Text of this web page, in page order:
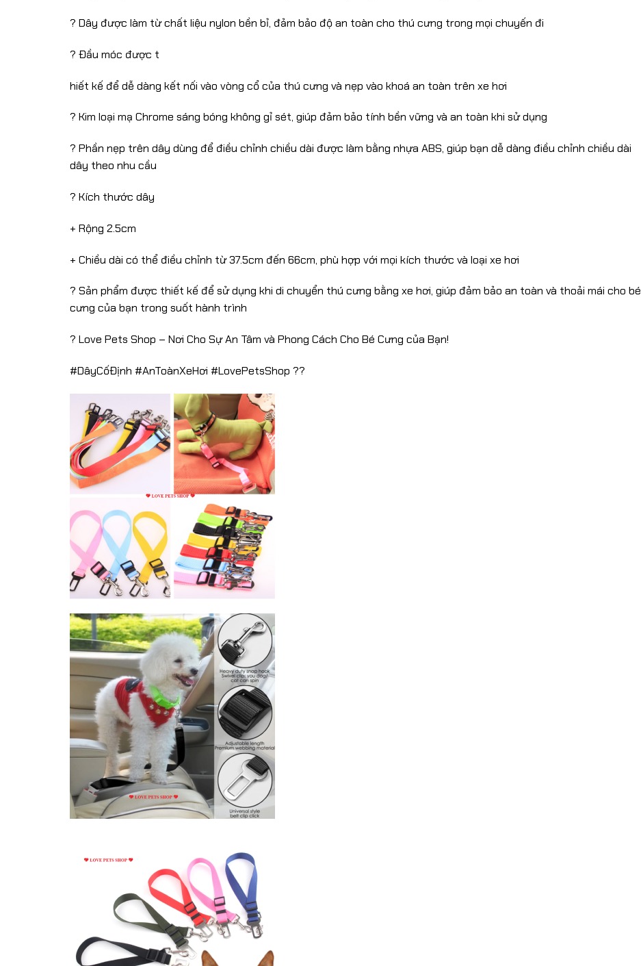
? Dây được làm từ chất liệu nylon bền bỉ, đảm bảo độ an toàn cho thú cưng trong mọi chuyến đi
? Đầu móc được t
hiết kế để dễ dàng kết nối vào vòng cổ của thú cưng và nẹp vào khoá an toàn trên xe hơi
? Kim loại mạ Chrome sáng bóng không gỉ sét, giúp đảm bảo tính bền vững và an toàn khi sử dụng
? Phần nẹp trên dây dùng để điều chỉnh chiều dài được làm bằng nhựa ABS, giúp bạn dễ dàng điều chỉnh chiều dài
dây theo nhu cầu
? Kích thước dây
+ Rộng 2.5cm
+ Chiều dài có thể điều chỉnh từ 37.5cm đến 66cm, phù hợp với mọi kích thước và loại xe hơi
? Sản phẩm được thiết kế để sử dụng khi di chuyển thú cưng bằng xe hơi, giúp đảm bảo an toàn và thoải mái cho bé
cưng của bạn trong suốt hành trình
? Love Pets Shop – Nơi Cho Sự An Tâm và Phong Cách Cho Bé Cưng của Bạn!
#DâyCốĐịnh #AnToànXeHơi #LovePetsShop ??